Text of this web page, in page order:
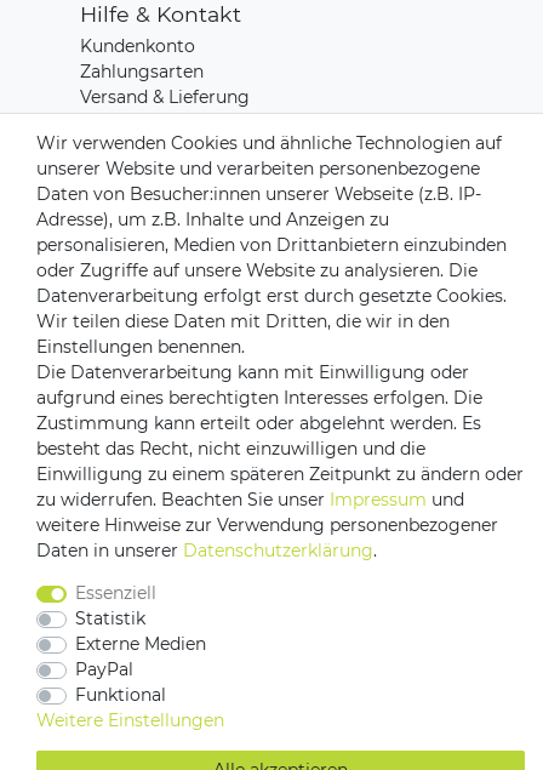
Hilfe & Kontakt
Kundenkonto
Zahlungsarten
Versand & Lieferung
Kontakt zu uns
Zahlungsanbieter
Versandpartner
Impressum Daten­schutz­erklärung
Barrierefreiheitserklärung
Wir verwenden Cookies und ähnliche Technologien auf
unserer Website und verarbeiten personenbezogene
Daten von Besucher:innen unserer Webseite (z.B. IP-
Adresse), um z.B. Inhalte und Anzeigen zu
personalisieren, Medien von Drittanbietern einzubinden
oder Zugriffe auf unsere Website zu analysieren. Die
Datenverarbeitung erfolgt erst durch gesetzte Cookies.
Wir teilen diese Daten mit Dritten, die wir in den
Einstellungen benennen.
Die Datenverarbeitung kann mit Einwilligung oder
aufgrund eines berechtigten Interesses erfolgen. Die
Zustimmung kann erteilt oder abgelehnt werden. Es
besteht das Recht, nicht einzuwilligen und die
Einwilligung zu einem späteren Zeitpunkt zu ändern oder
zu widerrufen. Beachten Sie unser Impressum und
weitere Hinweise zur Verwendung personenbezogener
Daten in unserer Daten­schutz­erklärung.
Essenziell
Statistik
Externe Medien
PayPal
Funktional
Weitere Einstellungen